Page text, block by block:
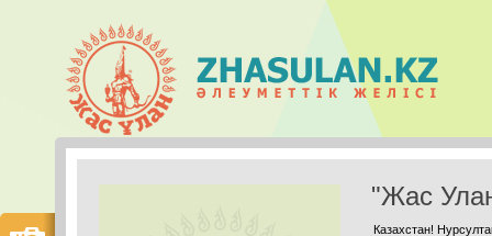
"Жас
Казахстан!